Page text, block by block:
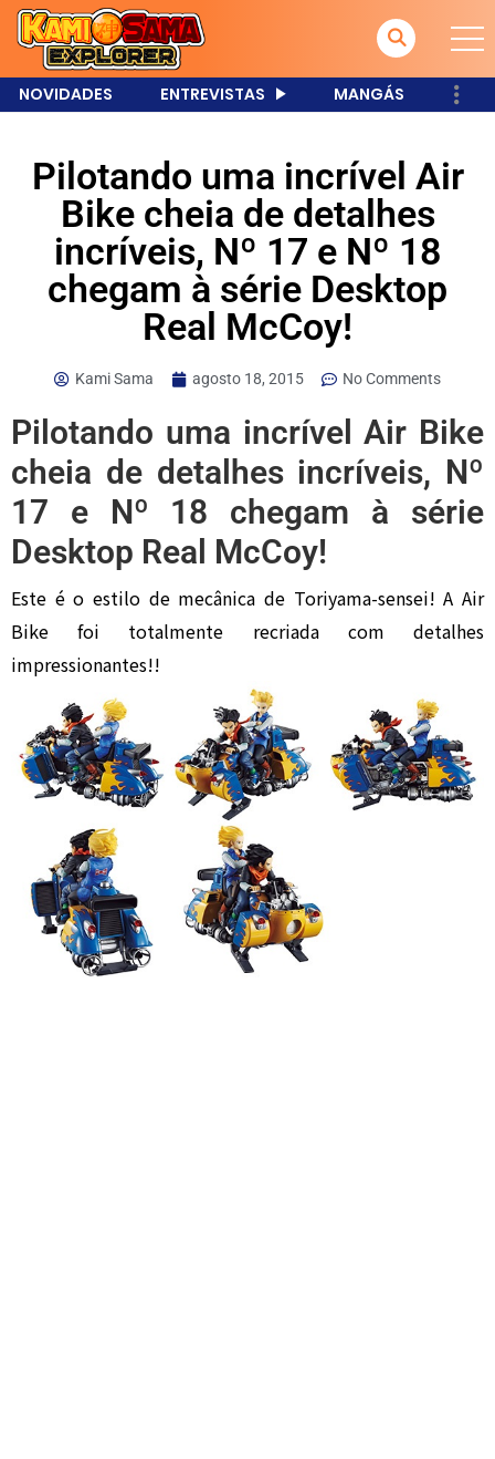
NOVIDADES ENTREVISTAS MANGÁS
Pilotando uma incrível Air
Bike cheia de detalhes
incríveis, Nº 17 e Nº 18
chegam à série Desktop
Real McCoy!
Kami Sama agosto 18, 2015 No Comments
Pilotando uma incrível Air Bike
cheia de detalhes incríveis, Nº
17 e Nº 18 chegam à série
Desktop Real McCoy!
Este é o estilo de mecânica de Toriyama-sensei! A Air
Bike foi totalmente recriada com detalhes
impressionantes!!